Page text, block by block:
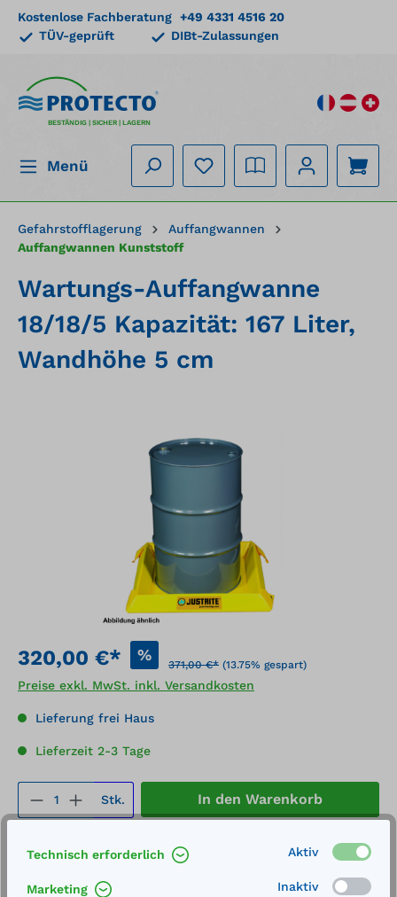
springen
Kostenlose Fachberatung +49 4331 4516 20
TÜV-geprüft
DIBt-Zulassungen
BESTÄNDIG | SICHER | LAGERN
Menü
Gefahrstofflagerung
Auffangwannen
Auffangwannen Kunststoff
Wartungs-Auffangwanne
18/18/5 Kapazität: 167 Liter,
Wandhöhe 5 cm
320,00 €* %
371,00 €* (13.75% gespart)
Preise exkl. MwSt. inkl. Versandkosten
Lieferung frei Haus
Lieferzeit 2-3 Tage
Produkt Anzahl: Gib den
Stk. In den Warenkorb
Artikel-Nummer:
Technisch erforderlich Aktiv
Marketing Inaktiv